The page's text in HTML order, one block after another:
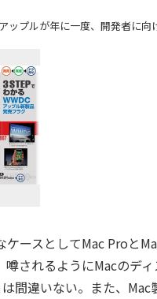
プルが年に一度、開発者に向
ースとしてMac Proと
されるようにMacのデ
間違いない。また、Mac